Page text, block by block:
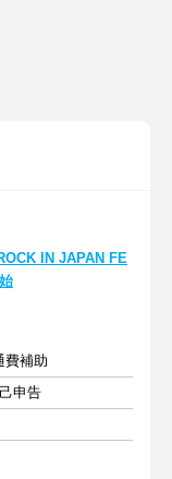
IN JAPAN FE
費補助
申告